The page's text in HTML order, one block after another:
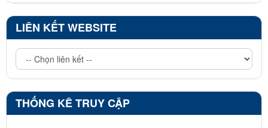
LIÊN KẾT WEBSITE
THỐNG KÊ TRUY CẬP